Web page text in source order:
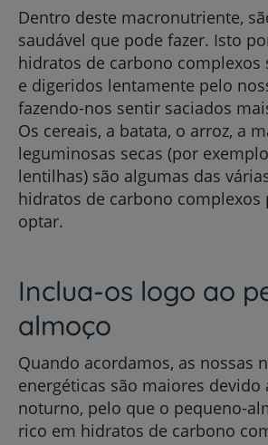
Dentro deste macronutriente,
saudável que pode fazer. Isto
hidratos de carbono complexos
e digeridos lentamente pelo
fazendo-nos sentir saciados
Os cereais, a batata, o arroz, a
leguminosas secas (por
lentilhas) são algumas das
hidratos de carbono complexos
optar.
Inclua-os logo ao
almoço
Quando acordamos, as nossas
energéticas são maiores devido
noturno, pelo que o pequeno-
rico em hidratos de carbono